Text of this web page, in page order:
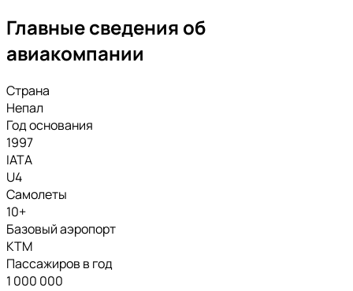
Главные сведения об
авиакомпании
Страна
Непал
Год основания
1997
IATA
U4
Самолеты
10+
Базовый аэропорт
KTM
Пассажиров в год
1 000 000